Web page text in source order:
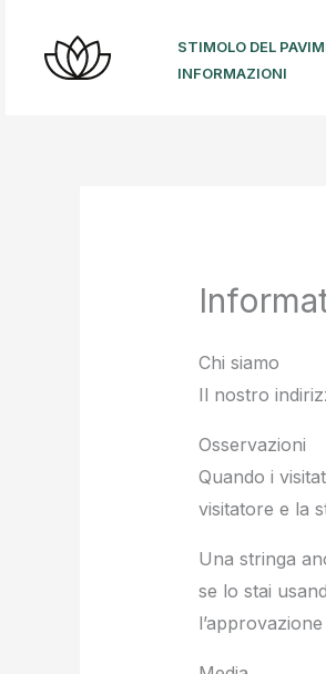
contenuto
STIMOLO DEL
INFORMAZIONI
Chi siamo
Il nostro
Osservazioni
Quando i
visitatore e la
Una stringa
se lo stai